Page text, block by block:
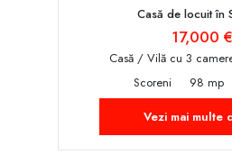
Casă de locuit în
17,000 €
Casă / Vilă cu 3
Scoreni
98 mp
Vezi mai multe